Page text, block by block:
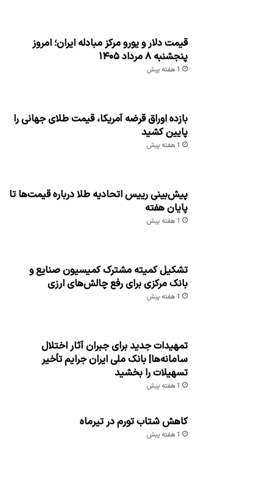
قیمت دلار و یورو مرکز مبادله ایران؛ امروز
پنجشنبه ۸ مرداد ۱۴۰۵
1 هفته پیش
بازده اوراق قرضه آمریکا، قیمت طلای جهانی را
پایین کشید
1 هفته پیش
پیش‌بینی رییس اتحادیه طلا درباره قیمت‌ها تا
پایان هفته
1 هفته پیش
تشکیل کمیته مشترک کمیسیون صنایع و
بانک مرکزی برای رفع چالش‌های ارزی
1 هفته پیش
تمهیدات جدید برای جبران آثار اختلال
سامانه‌ها| بانک ملی ایران جرایم تأخیر
تسهیلات را بخشید
1 هفته پیش
کاهش شتاب تورم در تیرماه
1 هفته پیش